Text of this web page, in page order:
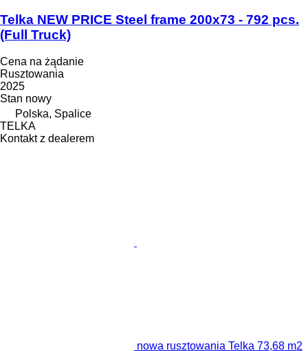
Telka NEW PRICE Steel frame 200x73 - 792 pcs.
(Full Truck)
Cena na żądanie
Rusztowania
2025
Stan nowy
Polska, Spalice
TELKA
Kontakt z dealerem
nowa rusztowania Telka 73,68 m2